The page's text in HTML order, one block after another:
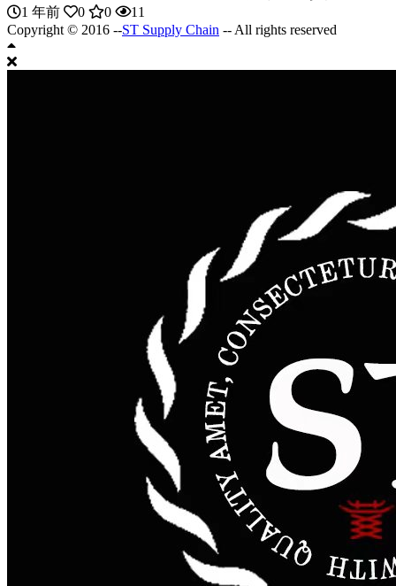
1 年前
0 0
11
Copyright © 2016 --ST Supply Chain -- All rights reserved